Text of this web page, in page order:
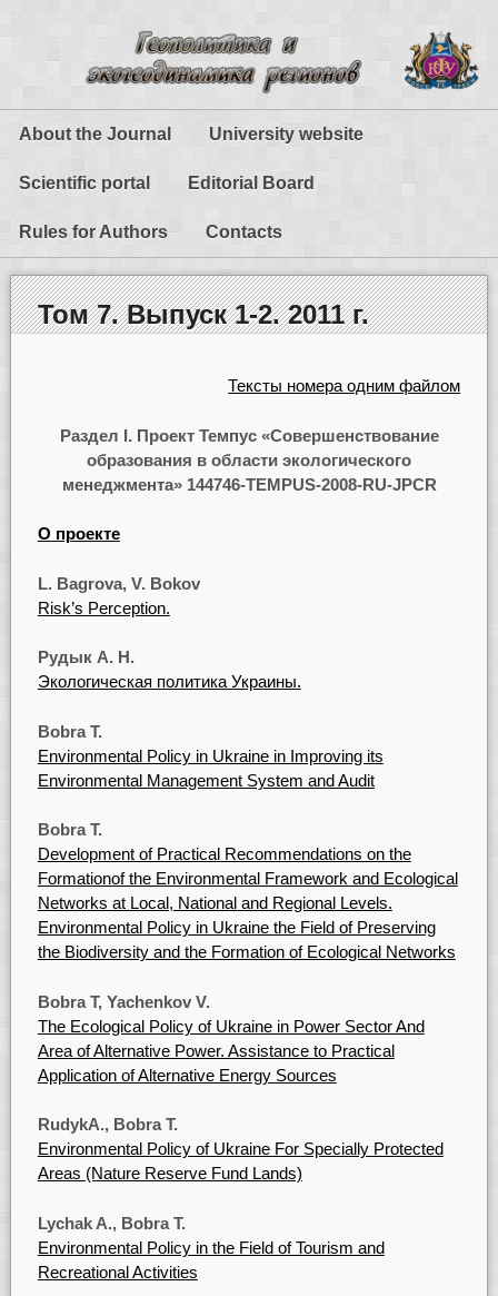
About the Journal University website
Scientific portal Editorial Board
Rules for Authors Contacts
Том 7. Выпуск 1-2. 2011 г.
Тексты номера одним файлом
Раздел I. Проект Темпус «Совершенствование
образования в области экологического
менеджмента» 144746-TEMPUS-2008-RU-JPCR
О проекте
L. Bagrova, V. Bokov
Risk’s Perception.
Рудык А. H.
Экологическая политика Украины.
Bobra Т.
Environmental Policy in Ukraine in Improving its
Environmental Management System and Audit
Bobra T.
Development of Practical Recommendations on the
Formationof the Environmental Framework and Ecological
Networks at Local, National and Regional Levels.
Environmental Policy in Ukraine the Field of Preserving
the Biodiversity and the Formation of Ecological Networks
Bobra T, Yachenkov V.
The Ecological Policy of Ukraine in Power Sector And
Area of Alternative Power. Assistance to Practical
Application of Alternative Energy Sources
RudykA., Bobra T.
Environmental Policy of Ukraine For Specially Protected
Areas (Nature Reserve Fund Lands)
Lychak A., Bobra T.
Environmental Policy in the Field of Tourism and
Recreational Activities